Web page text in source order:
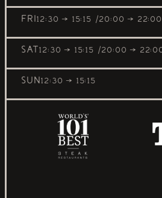
FRI12:30 → 15:15 20:00 → 22:00
SAT12:30 → 15:15 20:00 →
SUN12:30 → 15:15